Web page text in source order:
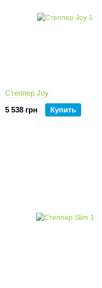
Степпер Joy
5 538 грн
Купить